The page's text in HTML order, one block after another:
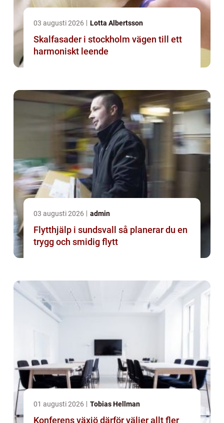
03 augusti 2026 Lotta Albertsson
Skalfasader i stockholm vägen till ett
harmoniskt leende
03 augusti 2026 admin
Flytthjälp i sundsvall så planerar du en
trygg och smidig flytt
01 augusti 2026 Tobias Hellman
Konferens växjö därför väljer allt fler